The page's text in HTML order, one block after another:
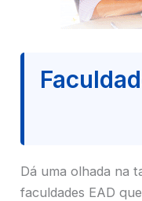
Dá uma olhada na
faculdades EAD